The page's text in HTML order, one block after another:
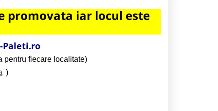
promovata iar locul este
Paleti.ro
pentru fiecare localitate)
)